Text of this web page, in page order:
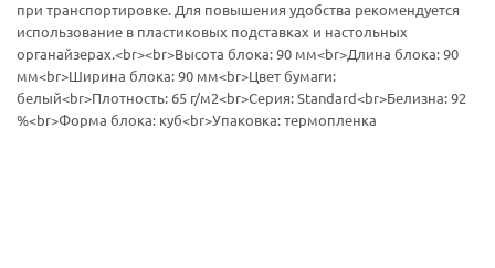
при транспортировке. Для повышения удобства рекомендуется
использование в пластиковых подставках и настольных
органайзерах.<br><br>Высота блока: 90 мм<br>Длина блока: 90
мм<br>Ширина блока: 90 мм<br>Цвет бумаги:
белый<br>Плотность: 65 г/м2<br>Серия: Standard<br>Белизна: 92
%<br>Форма блока: куб<br>Упаковка: термопленка